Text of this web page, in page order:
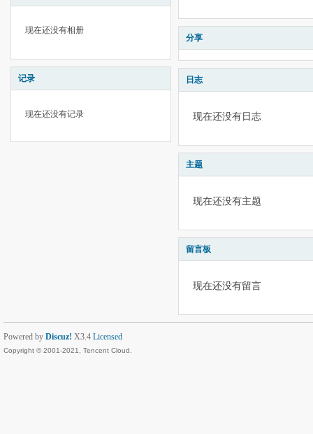
现在还没有相册
记录
现在还没有记录
分享
日志
现在还没有日志
主题
现在还没有主题
留言板
现在还没有留言
Powered by Discuz! X3.4 Licensed
Copyright © 2001-2021, Tencent Cloud.